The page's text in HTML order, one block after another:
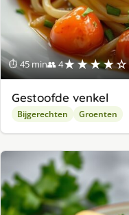
⏱ 45 min👥 4★★★★☆
Gestoofde venkel
Bijgerechten Groenten